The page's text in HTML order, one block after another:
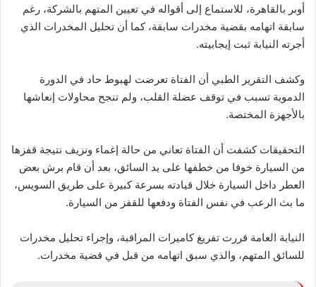
أوبر بالقاهرة، للاستماع إلى أقواله في تعيين المتهم بالشركة، رغم
سابقة اتهامه بقضية مخدرات سابقة، كما أن تحليل المخدرات الذي
أجرته النيابة ثبت إيجابيته.
وكشف التقرير الطبي أن الفتاة تعرضت لهبوط حاد في الدورة
الدموية تسبب في توقف عضلة القلب، ولم تنجح محاولات إنعاشها
بالأجهزة المختصة.
التحقيقات كشفت أن الفتاة تعاني من حالة إغماء ونزيف نتيجة قفزها
من السيارة خوفا من خطفها على يد السائق، بعد أن قام برش بعض
العطر داخل السيارة خلال قيادته بسرعة كبيرة على طريق السويس،
ما بث الرعب في نفس الفتاة ودفعها للقفز من السيارة.
النيابة العامة قررت تفريغ كاميرات المراقبة، وإجراء تحليل مخدرات
للسائق المتهم، والذي سبق اتهامه من قبل في قضية مخدرات.